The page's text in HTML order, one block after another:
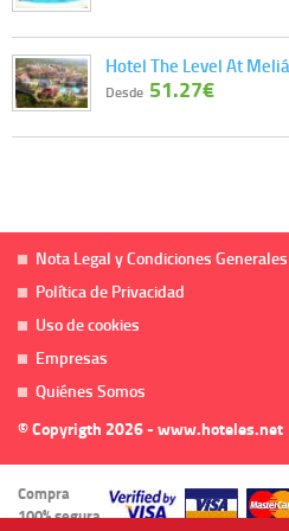
Hotel The Level At
Desde 51.27€
Nota Legal y Condiciones Generales
Política de Privacidad
Uso de cookies
Empresas
Quiénes Somos
© Copyrigth 2026 - www.hoteles.net
Compra
100% segura